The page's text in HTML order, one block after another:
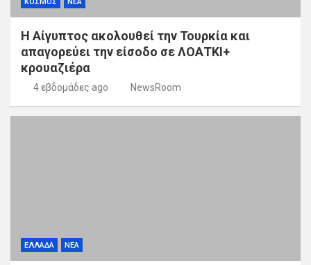
ΚΟΣΜΟΣ ΝΕΑ
Η Αίγυπτος ακολουθεί την Τουρκία και
απαγορεύει την είσοδο σε ΛΟΑΤΚΙ+
κρουαζιέρα
4 εβδομάδες ago NewsRoom
ΕΛΛΑΔΑ ΝΕΑ